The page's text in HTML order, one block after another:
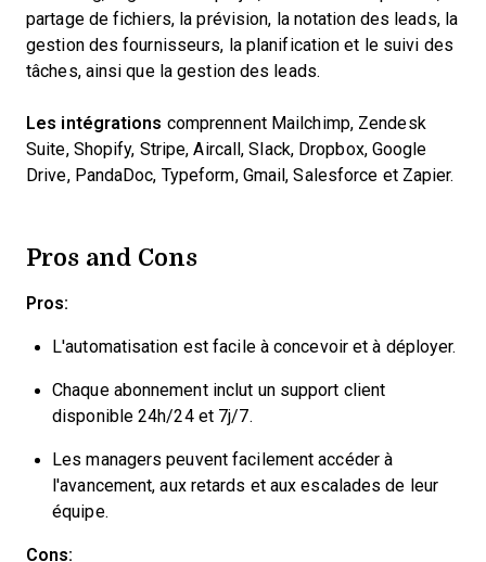
partage de fichiers, la prévision, la notation des leads, la
gestion des fournisseurs, la planification et le suivi des
tâches, ainsi que la gestion des leads.
Les intégrations comprennent Mailchimp, Zendesk
Suite, Shopify, Stripe, Aircall, Slack, Dropbox, Google
Drive, PandaDoc, Typeform, Gmail, Salesforce et Zapier.
Pros and Cons
Pros:
L'automatisation est facile à concevoir et à déployer.
Chaque abonnement inclut un support client
disponible 24h/24 et 7j/7.
Les managers peuvent facilement accéder à
l'avancement, aux retards et aux escalades de leur
équipe.
Cons: